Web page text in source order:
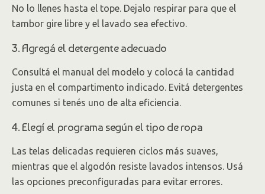
No lo llenes hasta el tope. Dejalo respirar para que el
tambor gire libre y el lavado sea efectivo.
3. Agregá el detergente adecuado
Consultá el manual del modelo y colocá la cantidad
justa en el compartimento indicado. Evitá detergentes
comunes si tenés uno de alta eficiencia.
4. Elegí el programa según el tipo de ropa
Las telas delicadas requieren ciclos más suaves,
mientras que el algodón resiste lavados intensos. Usá
las opciones preconfiguradas para evitar errores.